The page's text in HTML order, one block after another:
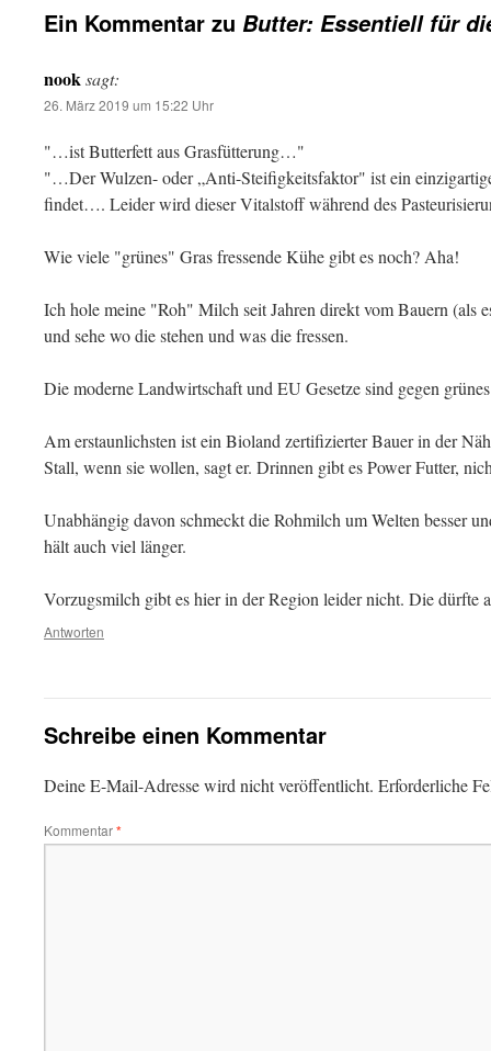
Ein Kommentar zu Butter: Essentiell für
nooksagt:
26. März 2019 um 15:22 Uhr
"…ist Butterfett aus Grasfütterung…"
"…Der Wulzen- oder „Anti-Steifigkeitsfaktor" ist ein
findet…. Leider wird dieser Vitalstoff während des
Wie viele "grünes" Gras fressende Kühe gibt es noch? Aha!
Ich hole meine "Roh" Milch seit Jahren direkt vom Bauern (als
und sehe wo die stehen und was die fressen.
Die moderne Landwirtschaft und EU Gesetze sind gegen
Am erstaunlichsten ist ein Bioland zertifizierter Bauer in der
Stall, wenn sie wollen, sagt er. Drinnen gibt es Power Futter,
Unabhängig davon schmeckt die Rohmilch um Welten besser
hält auch viel länger.
Vorzugsmilch gibt es hier in der Region leider nicht. Die dürfte
Antworten
Schreibe einen Kommentar
Deine E-Mail-Adresse wird nicht veröffentlicht. Erforderliche
Kommentar*